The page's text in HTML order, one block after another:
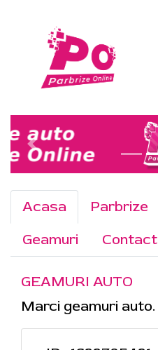
Acasa Parbrize
Geamuri
Contact
GEAMURI AUTO
Marci geamuri auto.